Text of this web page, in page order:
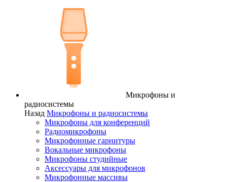
Микрофоны и
радиосистемы
Назад Микрофоны и радиосистемы
Микрофоны для конференций
Радиомикрофоны
Микрофонные гарнитуры
Вокальные микрофоны
Микрофоны студийные
Аксессуары для микрофонов
Микрофонные массивы